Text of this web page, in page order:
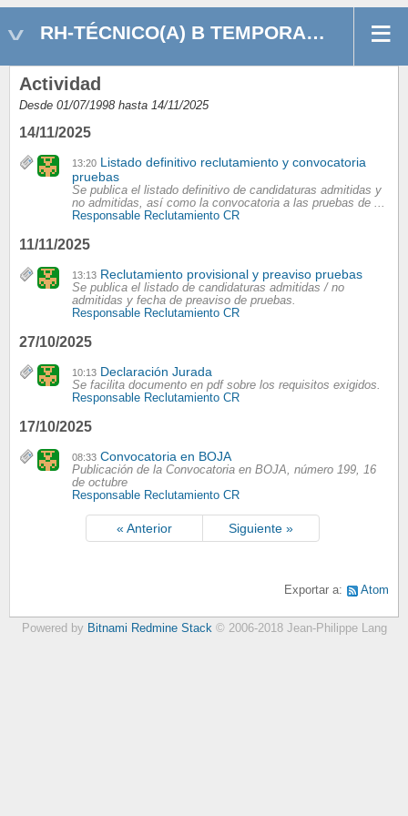
RH-TÉCNICO(A) B TEMPORAL DEPARTAMENTO RRHH
Actividad
Desde 01/07/1998 hasta 14/11/2025
14/11/2025
13:20 Listado definitivo reclutamiento y convocatoria
pruebas
Se publica el listado definitivo de candidaturas admitidas y
no admitidas, así como la convocatoria a las pruebas de ...
Responsable Reclutamiento CR
11/11/2025
13:13 Reclutamiento provisional y preaviso pruebas
Se publica el listado de candidaturas admitidas / no
admitidas y fecha de preaviso de pruebas.
Responsable Reclutamiento CR
27/10/2025
10:13 Declaración Jurada
Se facilita documento en pdf sobre los requisitos exigidos.
Responsable Reclutamiento CR
17/10/2025
08:33 Convocatoria en BOJA
Publicación de la Convocatoria en BOJA, número 199, 16
de octubre
Responsable Reclutamiento CR
« Anterior Siguiente »
Exportar a: Atom
Powered by Bitnami Redmine Stack© 2006-2018 Jean-Philippe Lang